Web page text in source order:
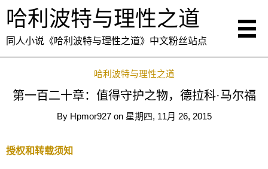
哈利波特与理性之道
同人小说《哈利波特与理性之道》中文粉丝站点
哈利波特与理性之道
第一百二十章：值得守护之物，德拉科·马尔福
By Hpmor927 on 星期四, 11月 26, 2015
授权和转载须知